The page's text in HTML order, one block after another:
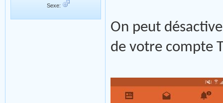
Sexe:
On peut
de votre compte